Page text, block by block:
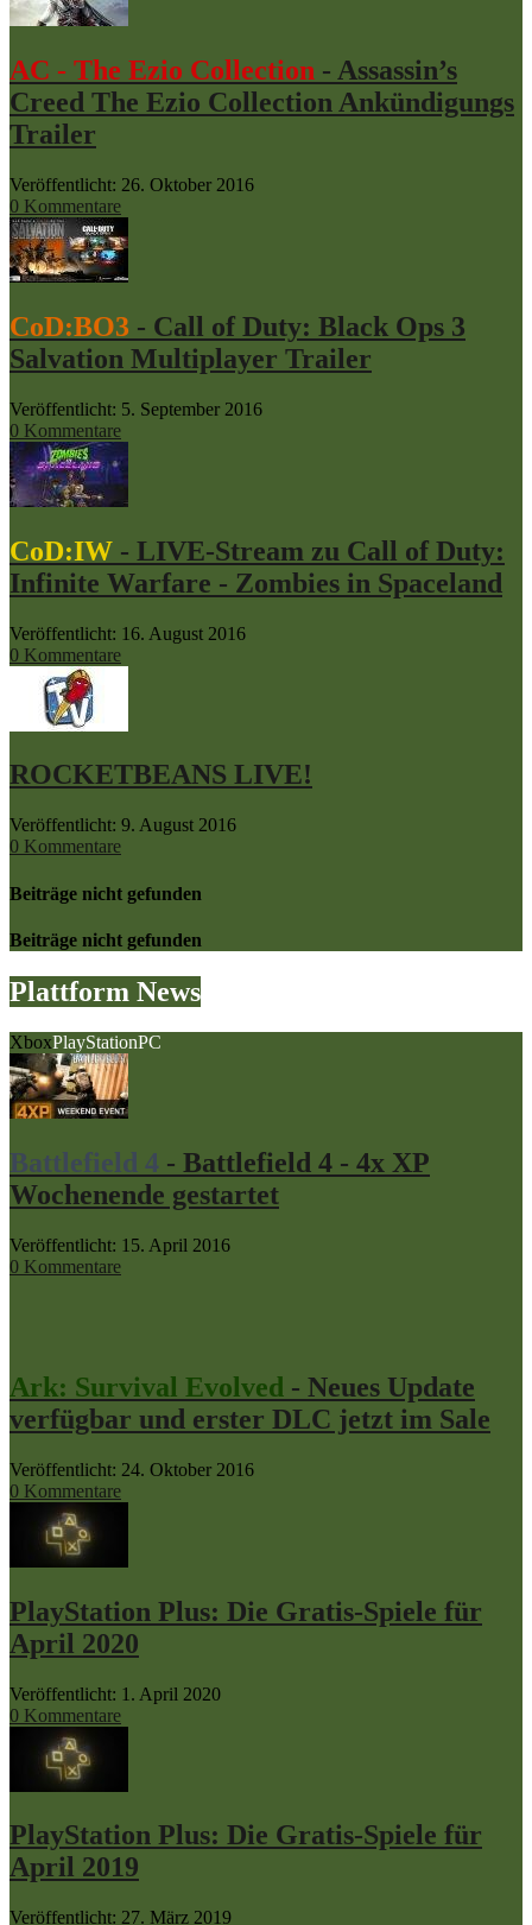
AC - The Ezio Collection - Assassin’s
Creed The Ezio Collection Ankündigungs
Trailer
Veröffentlicht: 26. Oktober 2016
0 Kommentare
CoD:BO3 - Call of Duty: Black Ops 3
Salvation Multiplayer Trailer
Veröffentlicht: 5. September 2016
0 Kommentare
CoD:IW - LIVE-Stream zu Call of Duty:
Infinite Warfare - Zombies in Spaceland
Veröffentlicht: 16. August 2016
0 Kommentare
ROCKETBEANS LIVE!
Veröffentlicht: 9. August 2016
0 Kommentare
Beiträge nicht gefunden
Beiträge nicht gefunden
Plattform News
XboxPlayStationPC
Battlefield 4 - Battlefield 4 - 4x XP
Wochenende gestartet
Veröffentlicht: 15. April 2016
0 Kommentare
Ark: Survival Evolved - Neues Update
verfügbar und erster DLC jetzt im Sale
Veröffentlicht: 24. Oktober 2016
0 Kommentare
PlayStation Plus: Die Gratis-Spiele für
April 2020
Veröffentlicht: 1. April 2020
0 Kommentare
PlayStation Plus: Die Gratis-Spiele für
April 2019
Veröffentlicht: 27. März 2019